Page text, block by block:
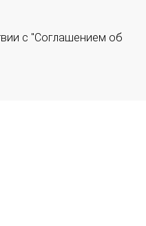
с "Соглашением об